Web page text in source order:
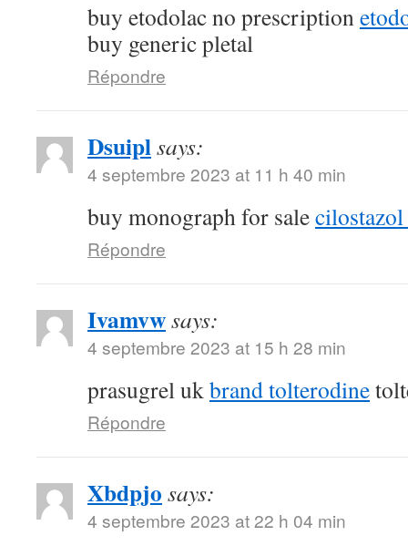
buy etodolac no prescription
buy generic pletal
Répondre
Dsuiplsays:
4 septembre 2023 at 11 h 40 min
buy monograph for sale
Répondre
Ivamvwsays:
4 septembre 2023 at 15 h 28 min
prasugrel ukbrand tolterodine
Répondre
Xbdpjo says:
4 septembre 2023 at 22 h 04 min